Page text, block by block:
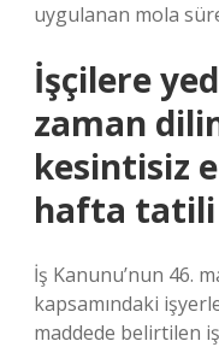
uygulanan mola
İşçilere
zaman
kesintisiz
hafta
İş Kanunu’nun 46.
kapsamındaki
maddede belirtilen